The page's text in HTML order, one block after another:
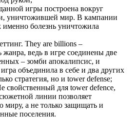
игры построена вокруг
уничтожившей мир. В кампании
именно болезнь уничтожила
They are billions –
жанра, ведь в игре соединены две
– зомби апокалипсис, и
объединила в себе и два других
стратегия, но и tower defense;
свойственный для tower defence,
линии позволяет
миру, а не только защищать и
поселения.